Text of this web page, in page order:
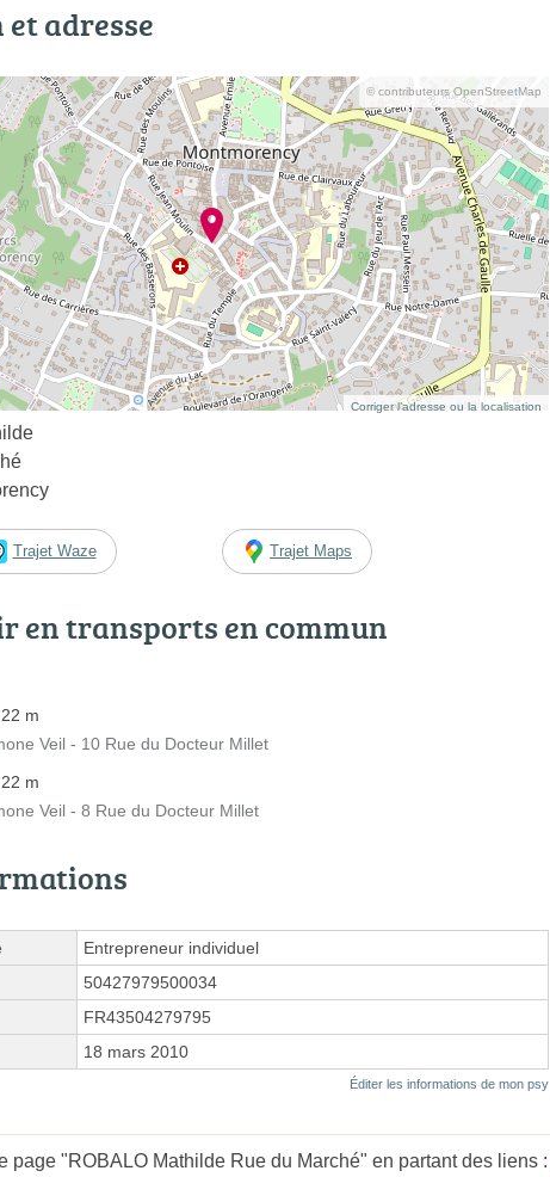
et adresse
© contributeurs OpenStreetMap
Corriger l’adresse ou la localisation
Trajet Waze Trajet Maps
en transports en commun
m
Veil - 10 Rue du Docteur Millet
m
Veil - 8 Rue du Docteur Millet
Entrepreneur individuel
50427979500034
FR43504279795
18 mars 2010
Éditer les informations de mon psy
page "ROBALO Mathilde Rue du Marché" en partant des liens :